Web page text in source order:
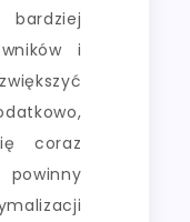
i
coraz